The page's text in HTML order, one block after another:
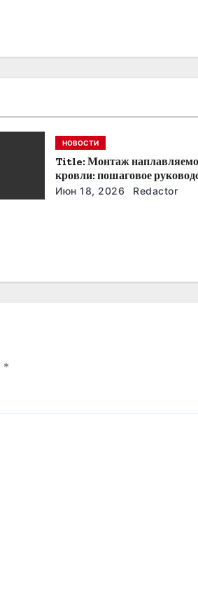
НОВОСТИ
Title: Монтаж
кровли: пошаговое
советы
Июн 18, 2026 Redactor
*